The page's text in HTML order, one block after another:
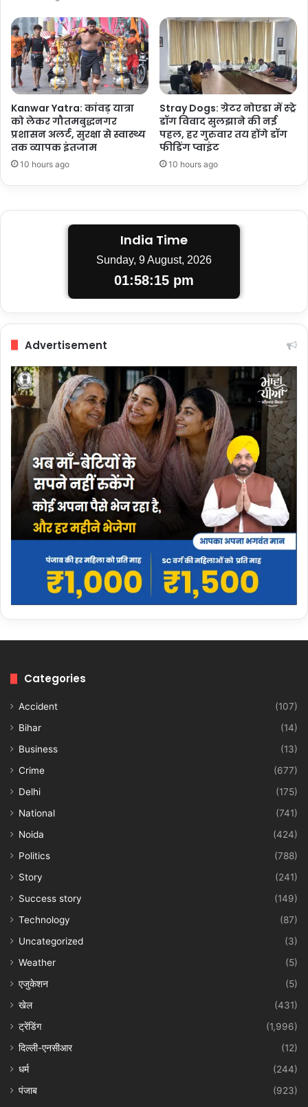
Kanwar Yatra: कांवड़ यात्रा
को लेकर गौतमबुद्धनगर
प्रशासन अलर्ट, सुरक्षा से स्वास्थ्य
तक व्यापक इंतजाम
10 hours ago
Stray Dogs: ग्रेटर नोएडा में स्ट्रे
डॉग विवाद सुलझाने की नई
पहल, हर गुरुवार तय होंगे डॉग
फीडिंग प्वाइंट
10 hours ago
India Time
Sunday, 9 August, 2026
01:58:16 pm
Advertisement
Categories
Accident
(107)
Bihar
(14)
Business
(13)
Crime
(677)
Delhi
(175)
National
(741)
Noida
(424)
Politics
(788)
Story
(241)
Success story
(149)
Technology
(87)
Uncategorized
(3)
Weather
(5)
एजुकेशन
(5)
खेल
(431)
ट्रेंडिंग
(1,996)
दिल्ली-एनसीआर
(12)
धर्म
(244)
पंजाब
(923)